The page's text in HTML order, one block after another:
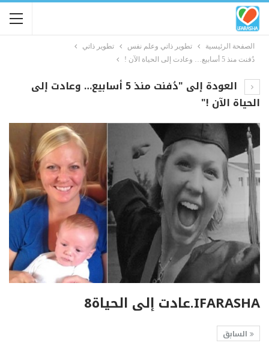
الصفحة الرئيسية تطوير ذاتي وعلم نفس
تطوير ذاتي
دُفنت منذ 5 أسابيع… وعادت إلى الحياة الآن !
العودة إلى "دُفنت منذ 5 أسابيع… وعادت إلى
الحياة الآن !"
IFARASHA.عادت إلى الحياة8
السابق